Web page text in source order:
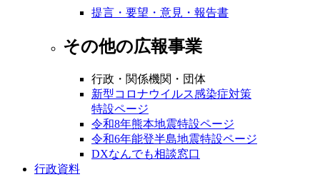
提言・要望・意見・報告書
その他の広報事業
行政・関係機関・団体
新型コロナウイルス感染症対策
特設ページ
令和8年熊本地震特設ページ
令和6年能登半島地震特設ページ
DXなんでも相談窓口
行政資料